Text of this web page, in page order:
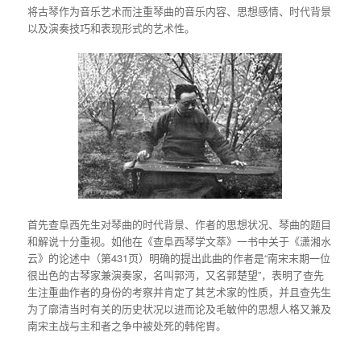
将古琴作为音乐艺术而注重琴曲的音乐内容、思想感情、时代背景
以及演奏技巧和表现形式的艺术性。
首先查阜西先生对琴曲的时代背景、作者的思想状况、琴曲的题目
和解说十分重视。如他在《查阜西琴学文萃》一书中关于《潇湘水
云》的论述中（第431页）明确的提出此曲的作者是“南宋末期一位
很出色的古琴家兼演奏家，名叫郭沔，又名郭楚望”，表明了查先
生注重曲作者的身份的考察并肯定了其艺术家的性质，并且查先生
为了廓清当时有关的历史状况以进而论及毛敏仲的思想人格又兼及
南宋主战与主和者之争中被处死的韩侘胄。